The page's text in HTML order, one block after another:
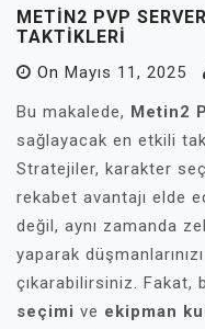
METIN2 PVP
TAKTIKLERI
On Mayıs 11, 2025
Bu makalede, Metin2
sağlayacak en etkili
Stratejiler, karakter
rekabet avantajı elde
değil, aynı zamanda
yaparak
çıkarabilirsiniz. Fakat,
seçimi ve ekipman